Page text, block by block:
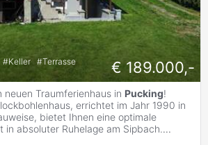
#Keller #Terrasse
€ 189.000,-
neuen Traumferienhaus in Pucking!
errichtet im Jahr 1990 in
bietet Ihnen eine optimale
in absoluter Ruhelage am Sipbach....